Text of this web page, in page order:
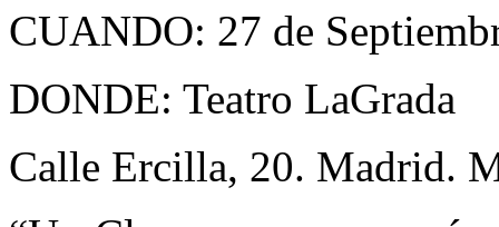
CUANDO: 27 de
DONDE: Teatro LaGrada
Calle Ercilla, 20. Madrid.